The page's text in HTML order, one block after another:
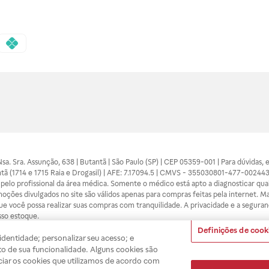
Sra. Assunção, 638 | Butantã | São Paulo (SP) | CEP 05359-001 | Para
(1714 e 1715 Raia e Drogasil) | AFE: 7.17094.5 | CMVS - 355030801-477-
profissional da área médica. Somente o médico está apto a diagnosticar
divulgados no site são válidos apenas para compras feitas pela internet.
você possa realizar suas compras com tranquilidade. A privacidade e a
estoque.
ADrogasilsegue as determinações da
personalizar seu acesso; e
de sua funcionalidade. Alguns cookies são
os cookies que utilizamos de acordo com
Definições de